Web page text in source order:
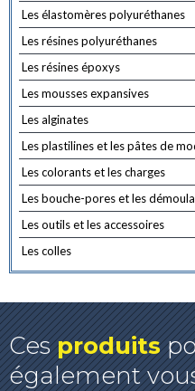
Les élastomères polyuréthanes
Les résines polyuréthanes
Les résines époxys
Les mousses expansives
Les alginates
Les plastilines et les pâtes de
Les colorants et les charges
Les bouche-pores et les
Les outils et les accessoires
Les colles
Cesproduits
également